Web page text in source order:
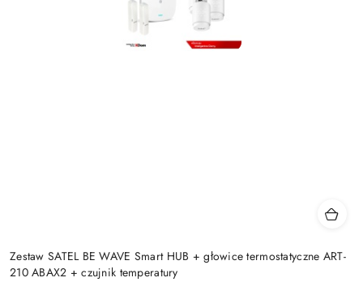
Zestaw SATEL BE WAVE Smart HUB + głowice termostatyczne ART-
210 ABAX2 + czujnik temperatury